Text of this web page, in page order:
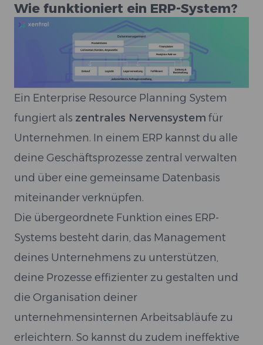
Wie funktioniert ein ERP-System?
Ein Enterprise Resource Planning System
fungiert als zentrales Nervensystem für
Unternehmen. In einem ERP kannst du alle
deine Geschäftsprozesse zentral verwalten
und über eine gemeinsame Datenbasis
miteinander verknüpfen.
Die übergeordnete Funktion eines ERP-
Systems besteht darin, das Management
deines Unternehmens zu unterstützen,
deine Prozesse effizienter zu gestalten und
die Organisation deiner
unternehmensinternen Arbeitsabläufe zu
erleichtern. So kannst du zudem ineffektive